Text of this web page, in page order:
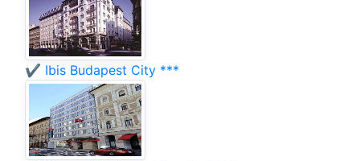
✔️ Ibis Budapest City ***